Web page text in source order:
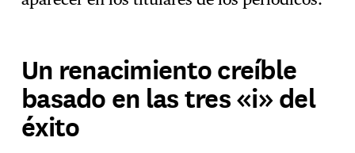
Un renacimiento creíble
basado en las tres «i» del
éxito